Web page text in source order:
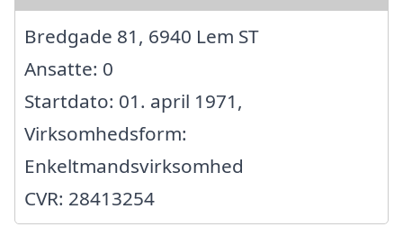
Bredgade 81, 6940 Lem ST
Ansatte: 0
Startdato: 01. april 1971,
Virksomhedsform:
Enkeltmandsvirksomhed
CVR: 28413254